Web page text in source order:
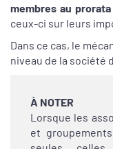
membres au
ceux-ci sur leurs
Dans ce cas, le
niveau de la société
À NOTER
Lorsque les
et